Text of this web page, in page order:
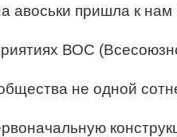
авоськи пришла к
ВОС
не одной